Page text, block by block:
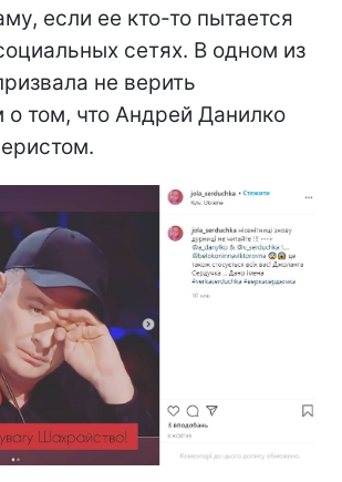
если ее кто-то пытается
сетях. В одном из
не верить
том, что Андрей Данилко